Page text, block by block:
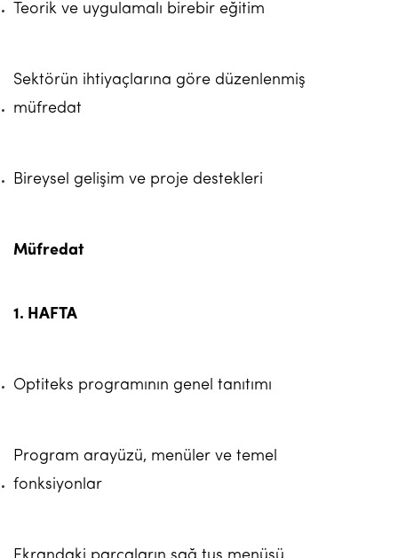
Teorik ve uygulamalı birebir eğitim
Sektörün ihtiyaçlarına göre düzenlenmiş
müfredat
Bireysel gelişim ve proje destekleri
Müfredat
1. HAFTA
Optiteks programının genel tanıtımı
Program arayüzü, menüler ve temel
fonksiyonlar